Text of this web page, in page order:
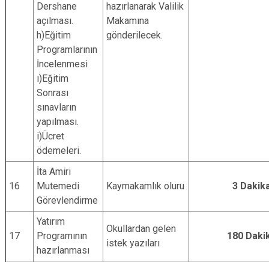
Dershane
açılması.
h)Eğitim
Programlarının
İncelenmesi
ı)Eğitim
Sonrası
sınavların
yapılması.
i)Ücret
ödemeleri.
hazırlanarak Valilik
Makamına
gönderilecek.
16
İta Amiri
Mutemedi
Görevlendirme
Kaymakamlık oluru 3
17
Yatırım
Programının
hazırlanması
Okullardan gelen
istek yazıları
180